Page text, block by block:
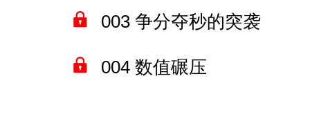
008 妖精公主
009 酒店
003 争分夺秒的突袭
004 数值碾压